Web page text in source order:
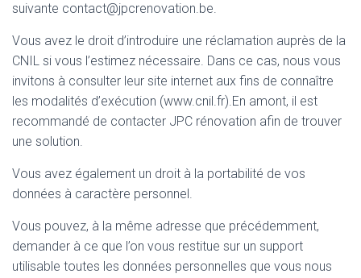
suivante contact@jpcrenovation.be.
Vous avez le droit d’introduire une réclamation auprès de la
CNIL si vous l’estimez nécessaire. Dans ce cas, nous vous
invitons à consulter leur site internet aux fins de connaître
les modalités d’exécution (www.cnil.fr).En amont, il est
recommandé de contacter JPC rénovation afin de trouver
une solution.
Vous avez également un droit à la portabilité de vos
données à caractère personnel.
Vous pouvez, à la même adresse que précédemment,
demander à ce que l’on vous restitue sur un support
utilisable toutes les données personnelles que vous nous